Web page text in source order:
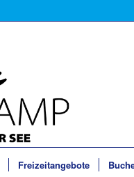
Freizeitangebote